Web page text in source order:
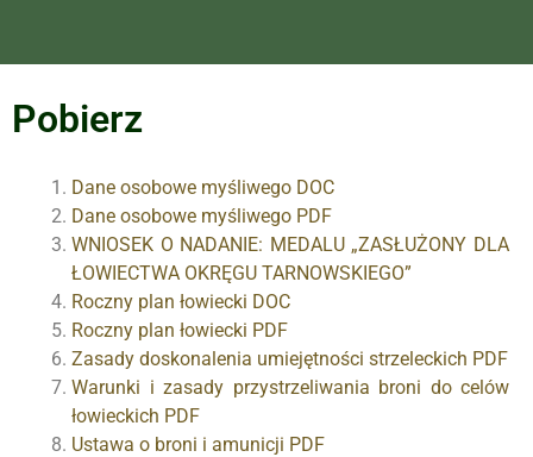
Pobierz
Dane osobowe myśliwego DOC
Dane osobowe myśliwego PDF
WNIOSEK O NADANIE: MEDALU „ZASŁUŻONY DLA
ŁOWIECTWA OKRĘGU TARNOWSKIEGO”
Roczny plan łowiecki DOC
Roczny plan łowiecki PDF
Zasady doskonalenia umiejętności strzeleckich PDF
Warunki i zasady przystrzeliwania broni do celów
łowieckich PDF
Ustawa o broni i amunicji PDF